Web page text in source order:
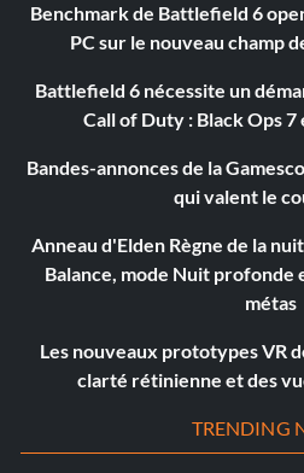
Benchmark de Battlefield 6
PC sur le nouveau champ
Battlefield 6 nécessite un
Call of Duty : Black Ops
Bandes-annonces de la
qui valent le
Anneau d'Elden Règne de la
Balance, mode Nuit profonde
métas
Les nouveaux prototypes VR
clarté rétinienne et des
TRENDING